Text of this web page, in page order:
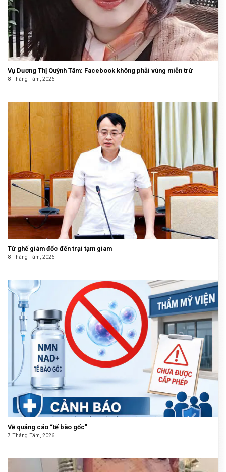
Vụ Dương Thị Quỳnh Tâm: Facebook không phải vùng miễn trừ
8 Tháng Tám, 2026
Từ ghế giám đốc đến trại tạm giam
8 Tháng Tám, 2026
Về quảng cáo “tế bào gốc”
7 Tháng Tám, 2026